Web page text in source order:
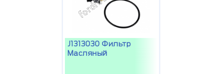
J1313030 Фильтр
Масляный